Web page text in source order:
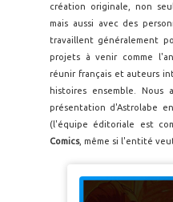
création originale, non
mais aussi avec des
travaillent généralement
projets à venir comme
réunir français et auteurs
histoires ensemble. Nous
présentation d'Astrolabe
(l'équipe éditoriale est
Comics, même si l'entité